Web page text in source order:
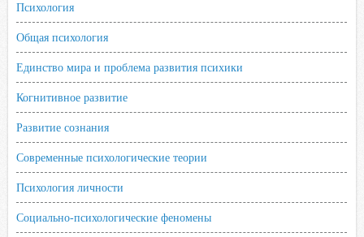
Психология
Общая психология
Единство мира и проблема развития психики
Когнитивное развитие
Развитие сознания
Современные психологические теории
Психология личности
Социально-психологические феномены